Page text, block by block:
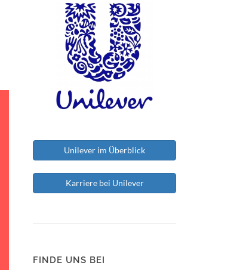
Unilever im Überblick
Karriere bei Unilever
FINDE UNS BEI